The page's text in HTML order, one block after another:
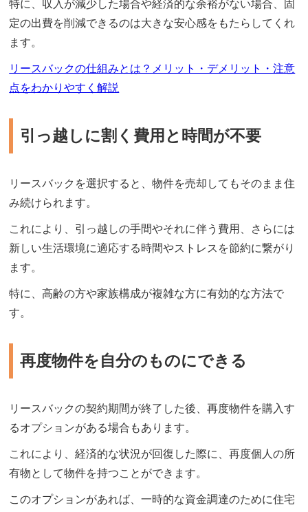
特に、収入が減少した場合や経済的な余裕がない場合、固
定の出費を削減できるのは大きな安心感をもたらしてくれ
ます。
リースバックの仕組みとは？メリット・デメリット・注意
点をわかりやすく解説
引っ越しに割く費用と時間が不要
リースバックを選択すると、物件を売却してもそのまま住
み続けられます。
これにより、引っ越しの手間やそれに伴う費用、さらには
新しい生活環境に適応する時間やストレスを節約に繋がり
ます。
特に、高齢の方や家族構成が複雑な方に有効的な方法で
す。
再度物件を自分のものにできる
リースバックの契約期間が終了した後、再度物件を購入す
るオプションがある場合もあります。
これにより、経済的な状況が回復した際に、再度個人の所
有物として物件を持つことができます。
このオプションがあれば、一時的な資金調達のために住宅